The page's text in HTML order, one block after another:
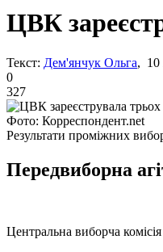
ЦВК
Текст: Дем'янчук Ольга, 10
0
327
Фото: Корреспондент.net
Результати проміжних
Передвиборна
Центральна виборча